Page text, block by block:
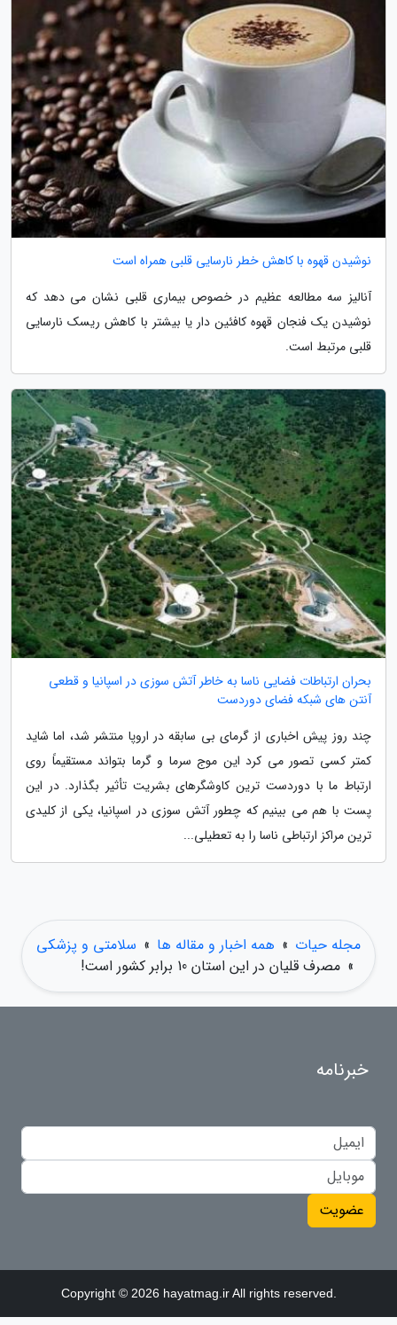
نوشیدن قهوه با کاهش خطر نارسایی قلبی همراه است
آنالیز سه مطالعه عظیم در خصوص بیماری قلبی نشان می دهد که
نوشیدن یک فنجان قهوه کافئین دار یا بیشتر با کاهش ریسک نارسایی
قلبی مرتبط است.
بحران ارتباطات فضایی ناسا به خاطر آتش سوزی در اسپانیا و قطعی
آنتن های شبکه فضای دوردست
چند روز پیش اخباری از گرمای بی سابقه در اروپا منتشر شد، اما شاید
کمتر کسی تصور می کرد این موج سرما و گرما بتواند مستقیماً روی
ارتباط ما با دوردست ترین کاوشگرهای بشریت تأثیر بگذارد. در این
پست با هم می بینیم که چطور آتش سوزی در اسپانیا، یکی از کلیدی
ترین مراکز ارتباطی ناسا را به تعطیلی...
مجله حیات » همه اخبار و مقاله ها » سلامتی و پزشکی
» مصرف قلیان در این استان 10 برابر کشور است!
خبرنامه
عضویت
Copyright © 2026 hayatmag.ir All rights reserved.